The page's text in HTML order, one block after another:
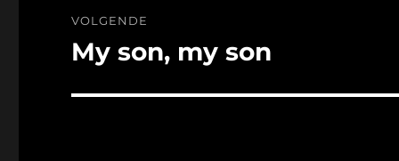
VOLGENDE
Volgend
My son, my son